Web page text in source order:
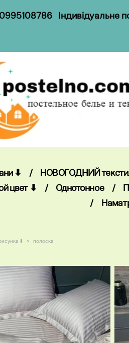
5108786
Індивідуальне
⬇ / НОВОГОДНИЙ
цвет ⬇
/ Однотонное /
/
⬇ > полоска